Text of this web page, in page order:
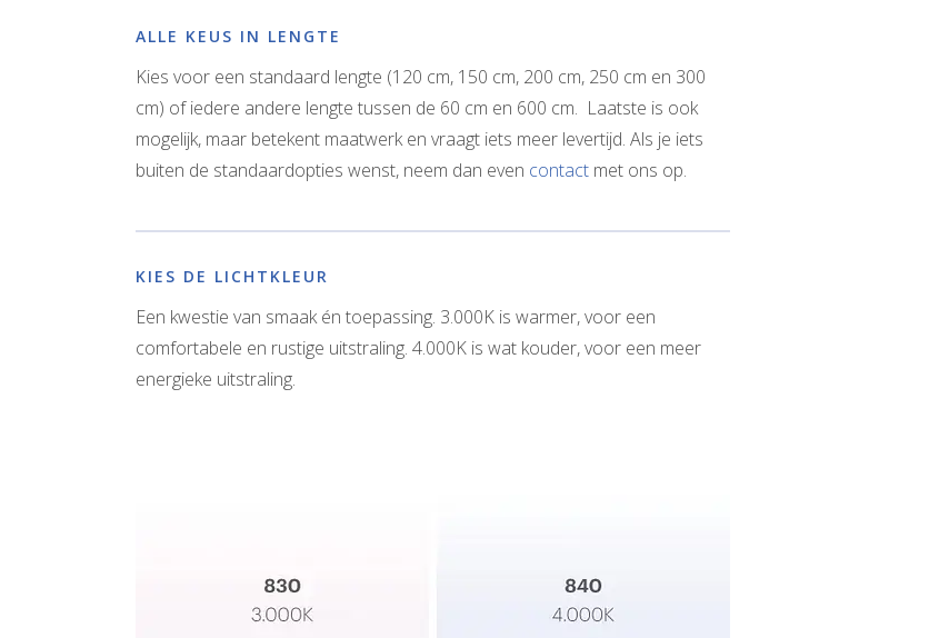
ALLE KEUS IN LENGTE
Kies voor een standaard lengte (120 cm, 150 cm, 200 cm, 250 cm en 300
cm) of iedere andere lengte tussen de 60 cm en 600 cm. Laatste is ook
mogelijk, maar betekent maatwerk en vraagt iets meer levertijd. Als je iets
buiten de standaardopties wenst, neem dan even contact met ons op.
KIES DE LICHTKLEUR
Een kwestie van smaak én toepassing. 3.000K is warmer, voor een
comfortabele en rustige uitstraling. 4.000K is wat kouder, voor een meer
energieke uitstraling.